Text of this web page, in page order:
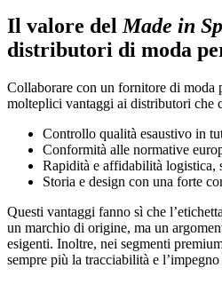
Il valore del Made in
distributori di moda
Collaborare con un fornitore di moda
molteplici vantaggi ai distributori che
Controllo qualità esaustivo in
Conformità alle normative
Rapidità e affidabilità logistica,
Storia e design con una forte
Questi vantaggi fanno sì che l’etichetta
un marchio di origine, ma un
esigenti. Inoltre, nei segmenti
sempre più la tracciabilità e